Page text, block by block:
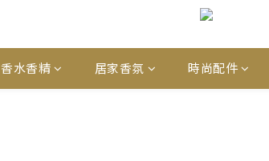
香水香精 居家香氛 時尚配件